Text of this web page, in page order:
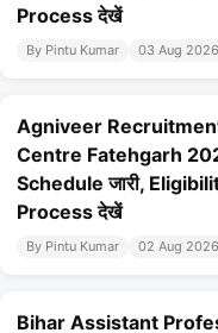
Process देखें
By Pintu Kumar 03 Aug 2026
Agniveer
Centre Fatehgarh
Schedule जारी,
Process देखें
By Pintu Kumar 02 Aug 2026
Bihar Assistant